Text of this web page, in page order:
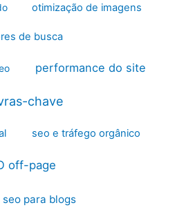
otimização de imagens
de busca
performance do site
chave
seo e tráfego orgânico
off-page
seo para blogs